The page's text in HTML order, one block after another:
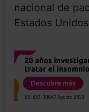
nacional de
Estados